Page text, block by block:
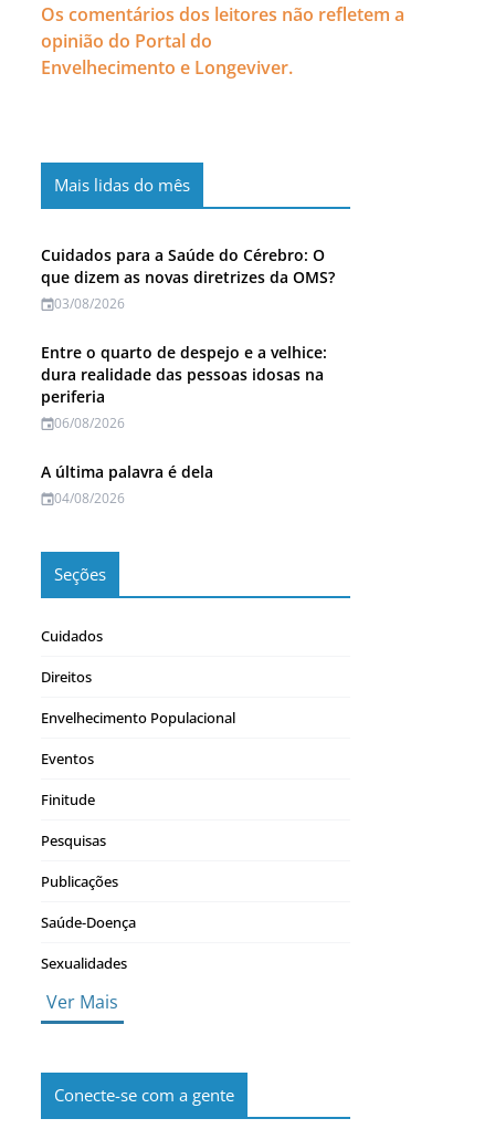
Os comentários dos leitores não refletem a
opinião do Portal do
Envelhecimento e Longeviver.
Mais lidas do mês
Cuidados para a Saúde do Cérebro: O
que dizem as novas diretrizes da OMS?
03/08/2026
Entre o quarto de despejo e a velhice:
dura realidade das pessoas idosas na
periferia
06/08/2026
A última palavra é dela
04/08/2026
Seções
Cuidados
Direitos
Envelhecimento Populacional
Eventos
Finitude
Pesquisas
Publicações
Saúde-Doença
Sexualidades
Ver Mais
Conecte-se com a gente